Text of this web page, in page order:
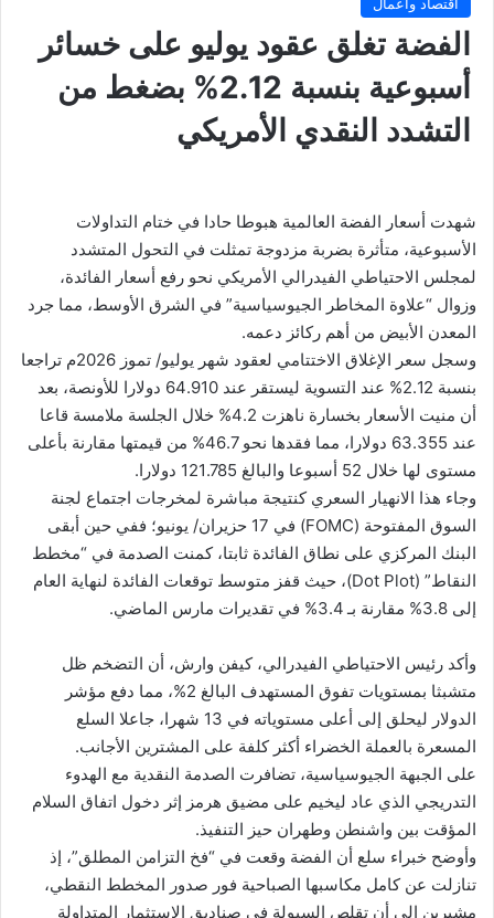
الفضة تغلق عقود يوليو على خسائر
أسبوعية بنسبة 2.12% بضغط من
التشدد النقدي الأمريكي
شهدت أسعار الفضة العالمية هبوطا حادا في ختام التداولات
الأسبوعية، متأثرة بضربة مزدوجة تمثلت في التحول المتشدد
لمجلس الاحتياطي الفيدرالي الأمريكي نحو رفع أسعار الفائدة،
وزوال “علاوة المخاطر الجيوسياسية” في الشرق الأوسط، مما جرد
المعدن الأبيض من أهم ركائز دعمه.
وسجل سعر الإغلاق الاختتامي لعقود شهر يوليو/ تموز 2026م تراجعا
بنسبة 2.12% عند التسوية ليستقر عند 64.910 دولارا للأونصة، بعد
أن منيت الأسعار بخسارة ناهزت 4.2% خلال الجلسة ملامسة قاعا
عند 63.355 دولارا، مما فقدها نحو 46.7% من قيمتها مقارنة بأعلى
مستوى لها خلال 52 أسبوعا والبالغ 121.785 دولارا.
وجاء هذا الانهيار السعري كنتيجة مباشرة لمخرجات اجتماع لجنة
السوق المفتوحة (FOMC) في 17 حزيران/ يونيو؛ ففي حين أبقى
البنك المركزي على نطاق الفائدة ثابتا، كمنت الصدمة في “مخطط
النقاط” (Dot Plot)، حيث قفز متوسط توقعات الفائدة لنهاية العام
إلى 3.8% مقارنة بـ 3.4% في تقديرات مارس الماضي.
وأكد رئيس الاحتياطي الفيدرالي، كيفن وارش، أن التضخم ظل
متشبثا بمستويات تفوق المستهدف البالغ 2%، مما دفع مؤشر
الدولار ليحلق إلى أعلى مستوياته في 13 شهرا، جاعلا السلع
المسعرة بالعملة الخضراء أكثر كلفة على المشترين الأجانب.
على الجبهة الجيوسياسية، تضافرت الصدمة النقدية مع الهدوء
التدريجي الذي عاد ليخيم على مضيق هرمز إثر دخول اتفاق السلام
المؤقت بين واشنطن وطهران حيز التنفيذ.
وأوضح خبراء سلع أن الفضة وقعت في “فخ التزامن المطلق”، إذ
تنازلت عن كامل مكاسبها الصباحية فور صدور المخطط النقطي،
مشيرين إلى أن تقلص السيولة في صناديق الاستثمار المتداولة